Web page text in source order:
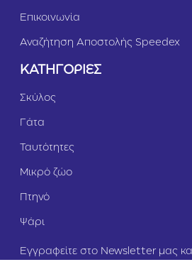
Επικοινωνία
Αναζήτηση Αποστολής Speedex
ΚΑΤΗΓΟΡΙΕΣ
Σκύλος
Γάτα
Ταυτότητες
Μικρό ζώο
Πτηνό
Ψάρι
Εγγραφείτε στο Newsletter μας και